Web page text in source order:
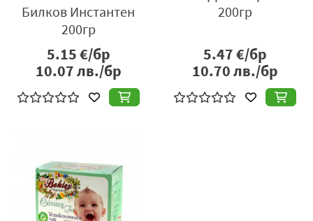
Билков Инстантен
200гр
5.15€/бр
10.07лв./бр
200гр
5.47€/бр
10.70лв./бр